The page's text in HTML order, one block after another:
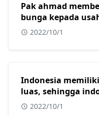
Pak ahmad
bunga kepada
oleh beberapa
2022/10/1
Indonesia
luas, sehingga
sebagai?
2022/10/1